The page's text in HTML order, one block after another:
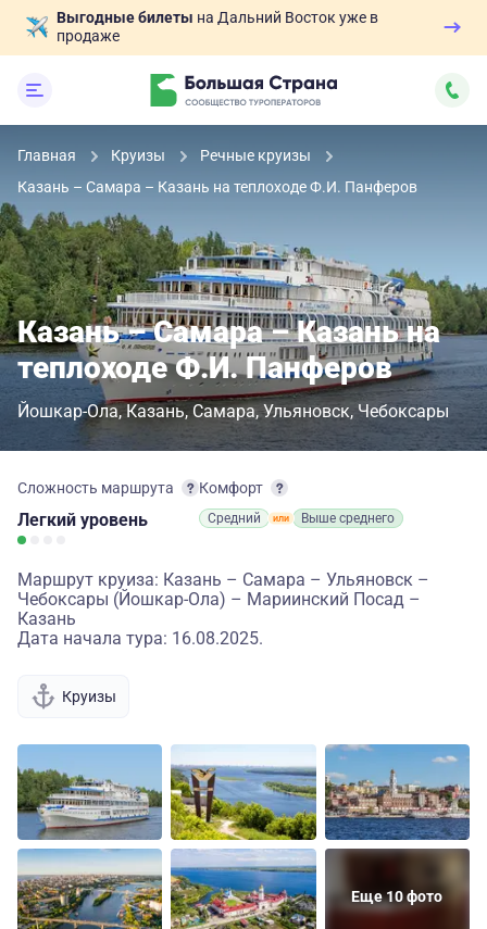
Выгодные билеты на Дальний Восток уже в
продаже
Главная Круизы
Речные круизы
Казань – Самара – Казань на теплоходе Ф.И. Панферов
Казань – Самара – Казань на
теплоходе Ф.И. Панферов
Йошкар-Ола Казань Самара Ульяновск Чебоксары
Сложность маршрута
Легкий уровень
Комфорт
Средний Выше среднего
Маршрут круиза: Казань – Самара – Ульяновск –
Чебоксары (Йошкар-Ола) – Мариинский Посад –
Казань
Дата начала тура: 16.08.2025.
Круизы
Еще 10 фото